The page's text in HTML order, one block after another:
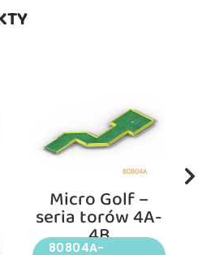
Micro Golf –
seria torów 4A-
4B
80804A-